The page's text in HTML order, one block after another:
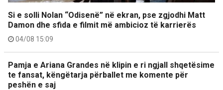
Si e solli Nolan “Odisenë” në ekran, pse zgjodhi Matt
Damon dhe sfida e filmit më ambicioz të karrierës
04/08 15:09
Pamja e Ariana Grandes në klipin e ri ngjall shqetësime
te fansat, këngëtarja përballet me komente për
peshën e saj